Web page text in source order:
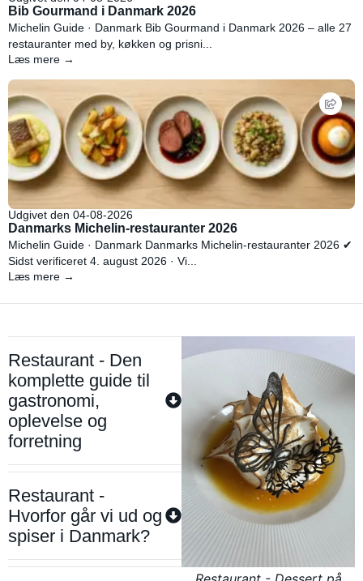
Bib Gourmand i Danmark 2026
Michelin Guide · Danmark Bib Gourmand i Danmark 2026 – alle 27
restauranter med by, køkken og prisni...
Læs mere →
Udgivet den 04-08-2026
Danmarks Michelin-restauranter 2026
Michelin Guide · Danmark Danmarks Michelin-restauranter 2026 ✔
Sidst verificeret 4. august 2026 · Vi...
Læs mere →
Restaurant - Den
komplette guide til
gastronomi,
oplevelse og
forretning
Restaurant -
Hvorfor går vi ud og
spiser i Danmark?